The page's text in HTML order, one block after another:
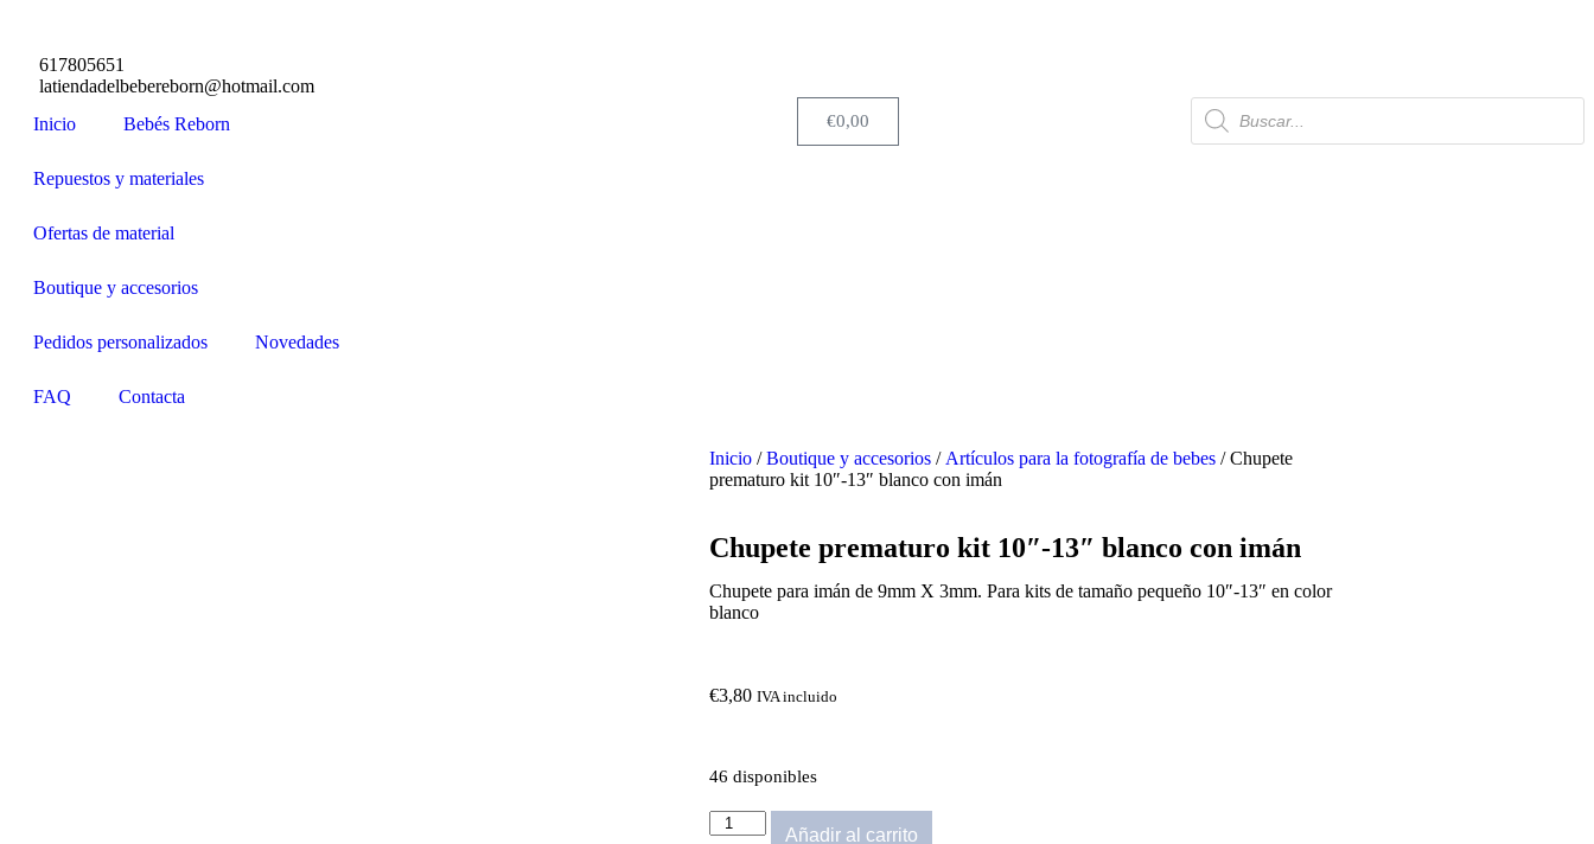
617805651
latiendadelbebereborn@hotmail.com
Inicio
Bebés Reborn
Repuestos y materiales
Ofertas de material
Boutique y accesorios
Pedidos personalizados Novedades
FAQ Contacta
€0,00
Inicio /Boutique y accesorios / Artículos para la fotografía de bebes / Chupete
prematuro kit 10″-13″ blanco con imán
Chupete prematuro kit 10″-13″ blanco con imán
Chupete para imán de 9mm X 3mm. Para kits de tamaño pequeño 10″-13″ en color
blanco
€3,80 IVA incluido
46 disponibles
Añadir al carrito